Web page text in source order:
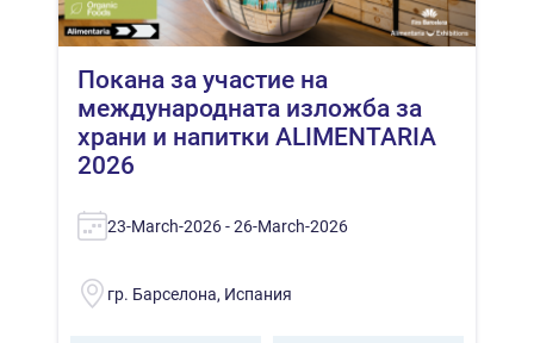
Покана за участие на
международната изложба за
храни и напитки ALIMENTARIA
2026
23-March-2026 - 26-March-2026
гр. Барселона, Испания